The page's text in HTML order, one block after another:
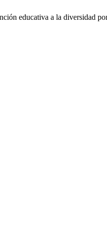
educativa a la diversidad